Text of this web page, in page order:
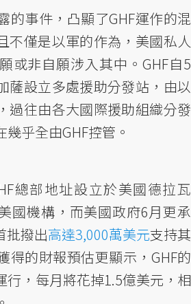
的事件，凸顯了GHF運作的混
不僅是以軍的作為，美國私人
或非自願涉入其中。GHF自5
薩設立多處援助分發站，由以
過往由各大國際援助組織分發
乎全由GHF控管。
總部地址設立於美國德拉瓦
國機構，而美國政府6月更承
批撥出高達3,000萬美元支持其
得的財報預估更顯示，GHF的
行，每月將花掉1.5億美元，相